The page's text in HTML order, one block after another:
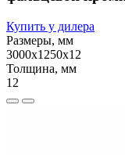
Купить у дилера
Размеры, мм
3000х1250х12
Толщина, мм
12